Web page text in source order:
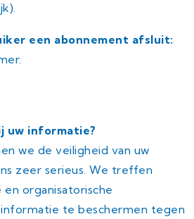
een abonnement afsluit:
uw informatie?
we de veiligheid van uw
zeer serieus. We treffen
organisatorische
te beschermen tegen